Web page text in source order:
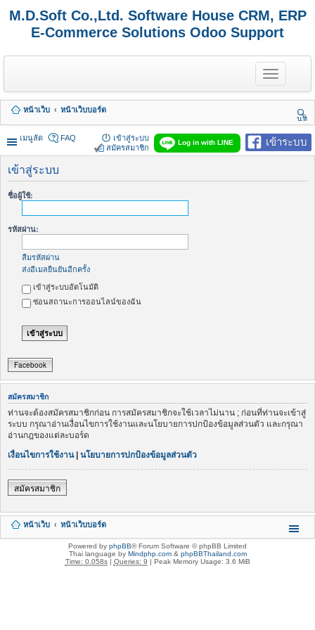
M.D.Soft Co.,Ltd. Software House CRM, ERP
E-Commerce Solutions Odoo Support
T
o
g
e
n
a
v
g
หน้าเว็บ
หน้าเว็บบอร์ด
นห
า
เมนูลัด
เข้าระบบ
Log in with LINE
FAQ
เข้าสู่ระบบ
สมัครสมาชิก
เข้าสู่ระบบ
ชื่อผู้ใช้:
รหัสผ่าน:
ลืมรหัสผ่าน
ส่งอีเมลยืนยันอีกครั้ง
เข้าสู่ระบบอัตโนมัติ
ซ่อนสถานะการออนไลน์ของฉัน
Facebook
สมัครสมาชิก
ท่านจะต้องสมัครสมาชิกก่อน การสมัครสมาชิกจะใช้เวลาไม่นาน ; ก่อนที่ท่านจะเข้าสู่
ระบบ กรุณาอ่านเงื่อนไขการใช้งานและนโยบายการปกป้องข้อมูลส่วนตัว และกรุณา
อ่านกฎของแต่ละบอร์ด
เงื่อนไขการใช้งาน| นโยบายการปกป้องข้อมูลส่วนตัว
สมัครสมาชิก
หน้าเว็บ หน้าเว็บบอร์ด
Powered by phpBB® Forum Software © phpBB Limited
Thai language by Mindphp.com& phpBBThailand.com
Time: 0.058s| Queries: 9 | Peak Memory Usage: 3.6 MiB